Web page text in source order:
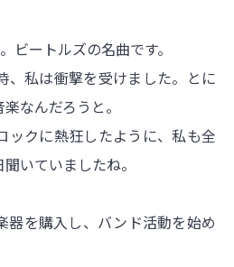
ビートルズの名曲です。
、私は衝撃を受けました。とに
なんだろうと。
ックに熱狂したように、私も全
いていましたね。
器を購入し、バンド活動を始め